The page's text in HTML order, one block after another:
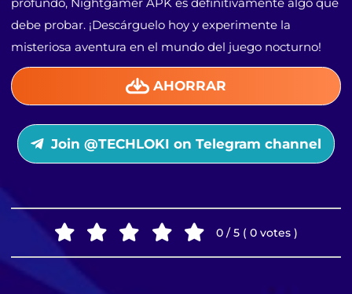
debe probar. ¡Descárguelo hoy y experimente la
misteriosa aventura en el mundo del juego nocturno!
AHORRAR
Join @TECHLOKI on Telegram channel
0 / 5 ( 0 votes )